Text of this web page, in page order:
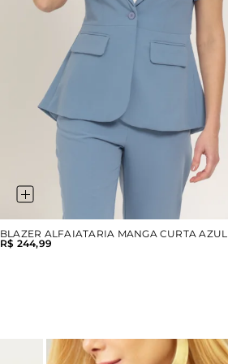
BLAZER ALFAIATARIA MANGA CURTA AZUL
R$ 244,99